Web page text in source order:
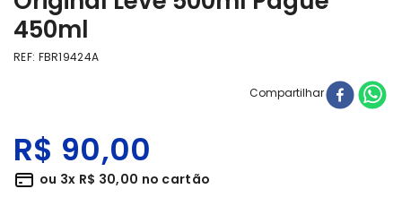
450ml
REF: FBR19424A
Compartilhar
R$ 90,00
ou 3x R$ 30,00 no cartão